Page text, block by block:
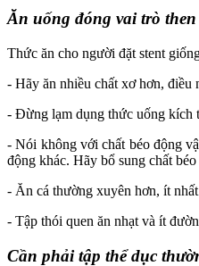
Ăn uống đóng vai trò
Thức ăn cho người đặt stent
- Hãy ăn nhiều chất xơ hơn, điều
- Đừng lạm dụng thức uống kích
- Nói không với chất béo động
động khác. Hãy bổ sung chất
- Ăn cá thường xuyên hơn, ít
- Tập thói quen ăn nhạt và ít
Cần phải tập thể dục